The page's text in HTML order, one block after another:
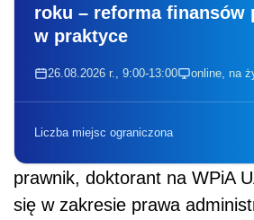
roku – reforma finansów
w praktyce
26.08.2026 r., 9:00-13:00 online, na
Liczba miejsc ograniczona
prawnik, doktorant na WPiA
się w zakresie prawa